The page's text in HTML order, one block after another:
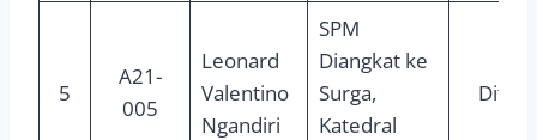
5
A21-
005
Leonard
Valentino
Ngandiri
SPM
Diangkat ke
Surga,
Katedral